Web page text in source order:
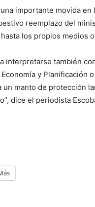
importante movida
reemplazo del
los propios medios
interpretarse también
y Planificación
manto de protección
dice el periodista